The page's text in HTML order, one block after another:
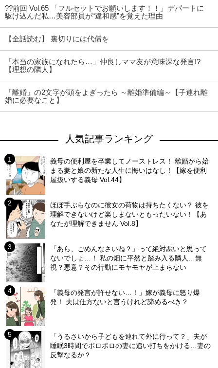
??前回 Vol.65 「フルセットでお願いします！！」デパートに
駆け込んだ私…美容部員が“違和感”を覚えた理由
【全話読む】 裏切りには代償を
「本当の家族になれたら…」仲良しママ友が意味深な発言!?
【理想の隣人】
「離婚」の2文字が頭をよぎったら ～離婚準備編～【子連れ離
婚に必要なこと】
人気記事ランキング
義母の便利屋を卒業してノーストレス！ 離婚から始
まる妻と娘の新たな人生に悔いはなし！【嫁を便利
屋扱いする義母 Vol.44】
ほぼ手ぶらなのに彼女の荷物は持ちたくない？ 彼を
理解できないけど楽しまないともったいない！【あ
なたが理解できません Vol.8】
「あら、ごめんなさいね？」って絶対悪いと思って
ないでしょ…！ 私の畑に平然と踏み入る隣人…無
視？悪意？その行動にモヤモヤが止まらない
「義母の発言が許せない…！」嫁が義母に怒り爆
発！ 夫は仕方ないと言うけれど諦めるべき？
「うるさいから子どもを連れて外に行って？」夫が
睡眠3時間でボロボロの妻に追い打ちをかける…妻の
反撃なるか？